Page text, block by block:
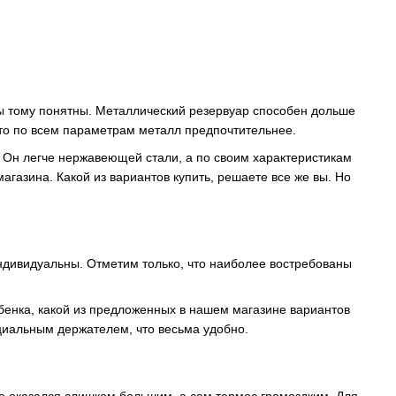
понятны. Металлический резервуар способен дольше
по всем параметрам металл предпочтительнее.
легче нержавеющей стали, а по своим характеристикам
Какой из вариантов купить, решаете все же вы. Но
Отметим только, что наиболее востребованы
какой из предложенных в нашем магазине вариантов
держателем, что весьма удобно.